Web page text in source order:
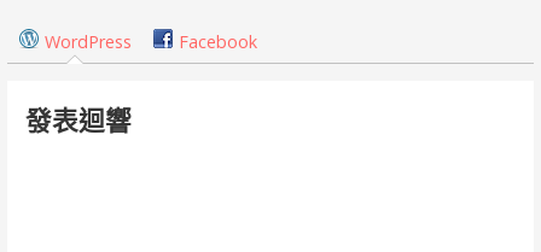
WordPress Facebook
發表迴響